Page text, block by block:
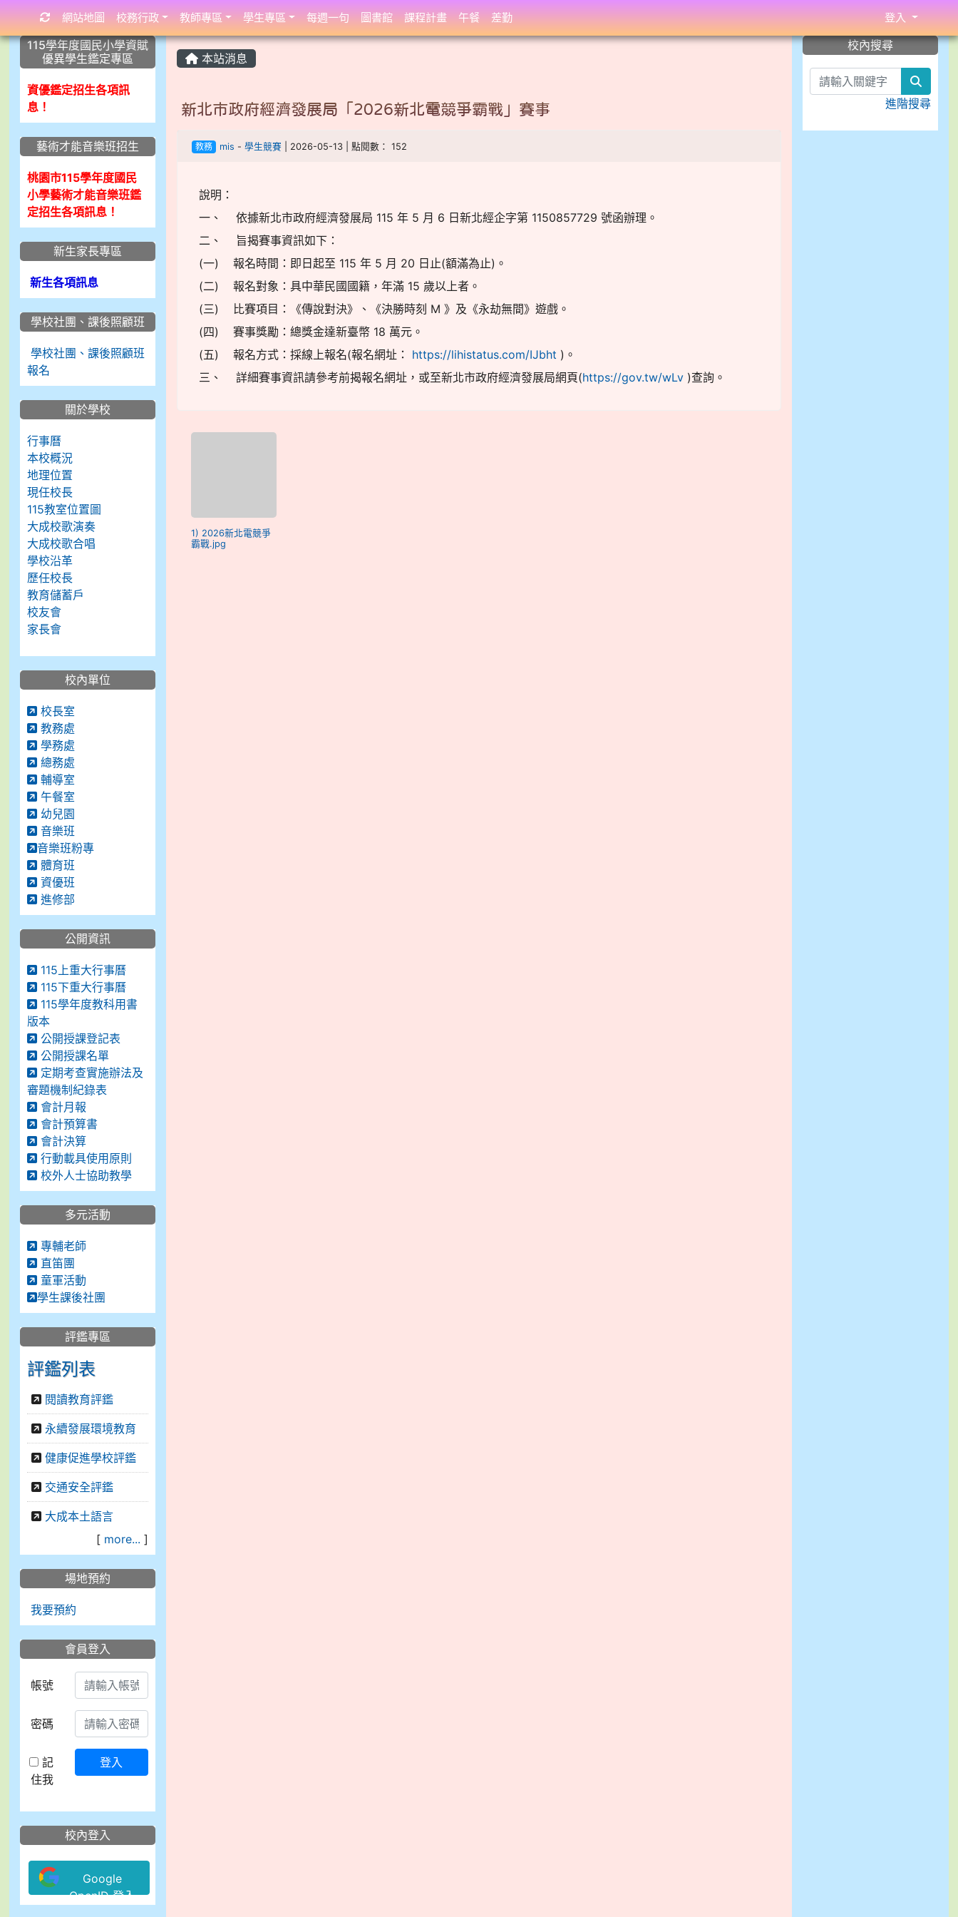
:::
本站消息
新北市政府經濟發展局「2026新北電競爭霸戰」賽事
教務 mis - 學生競賽| 2026-05-13 | 點閱數： 152
說明：
一、 依據新北市政府經濟發展局 115 年 5 月 6 日新北經企字第 1150857729 號函辦理。
二、 旨揭賽事資訊如下：
(一) 報名時間：即日起至 115 年 5 月 20 日止(額滿為止)。
(二) 報名對象：具中華民國國籍，年滿 15 歲以上者。
(三) 比賽項目：《傳說對決》、《決勝時刻 M 》及《永劫無間》遊戲。
(四) 賽事獎勵：總獎金達新臺幣 18 萬元。
(五) 報名方式：採線上報名(報名網址： https://lihistatus.com/IJbht )。
三、 詳細賽事資訊請參考前揭報名網址，或至新北市政府經濟發展局網頁(https://gov.tw/wLv)查詢。
1) 2026新北電競爭
霸戰.jpg
:::115學年度國民小學資賦
優異學生鑑定專區
資優鑑定招生各項訊
息！
藝術才能音樂班招生
桃園市115學年度國民
小學藝術才能音樂班鑑
定招生各項訊息！
新生家長專區
新生各項訊息
學校社團、課後照顧班
學校社團、課後照顧班
報名
關於學校
行事曆
本校概況
地理位置
現任校長
115教室位置圖
大成校歌演奏
大成校歌合唱
學校沿革
歷任校長
教育儲蓄戶
校友會
家長會
校內單位
校長室
教務處
學務處
總務處
輔導室
午餐室
幼兒園
音樂班
音樂班粉專
體育班
資優班
進修部
公開資訊
115上重大行事曆
115下重大行事曆
115學年度教科用書
版本
公開授課登記表
公開授課名單
定期考查實施辦法及
審題機制紀錄表
會計月報
會計預算書
會計決算
行動載具使用原則
校外人士協助教學
多元活動
專輔老師
直笛團
童軍活動
學生課後社團
評鑑專區
評鑑列表
閱讀教育評鑑
永續發展環境教育
健康促進學校評鑑
交通安全評鑑
大成本土語言
[ more... ]
場地預約
我要預約
會員登入
帳號
密碼
記
住我
登入
校內登入
Google
OpenID 登入
::: 校內搜尋
進階搜尋
::: 網站地圖 校務行政 教師專區 學生專區 每週一句 圖書館 課程計畫 午餐 差勤 登入